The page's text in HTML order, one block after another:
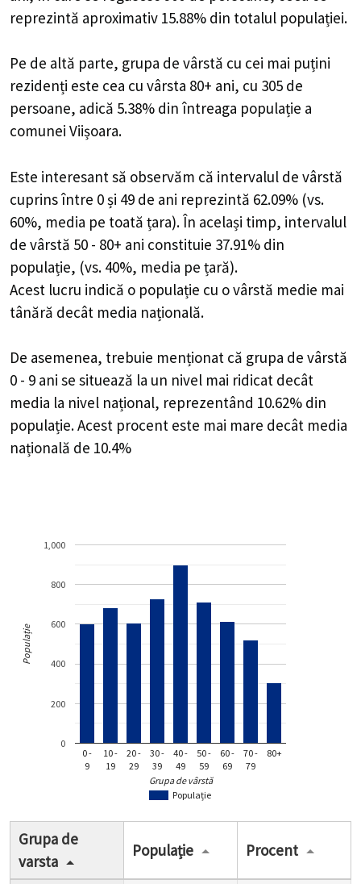
reprezintă aproximativ 15.88% din totalul populației.
Pe de altă parte, grupa de vârstă cu cei mai puțini
rezidenți este cea cu vârsta 80+ ani, cu 305 de
persoane, adică 5.38% din întreaga populație a
comunei Viișoara.
Este interesant să observăm că intervalul de vârstă
cuprins între 0 și 49 de ani reprezintă 62.09% (vs.
60%, media pe toată țara). În același timp, intervalul
de vârstă 50 - 80+ ani constituie 37.91% din
populație, (vs. 40%, media pe țară).
Acest lucru indică o populație cu o vârstă medie mai
tânără decât media națională.
De asemenea, trebuie menționat că grupa de vârstă
0 - 9 ani se situează la un nivel mai ridicat decât
media la nivel național, reprezentând 10.62% din
populație. Acest procent este mai mare decât media
națională de 10.4%
Populație
0 -
9
10 -
19
20 -
29
30 -
39
40 -
49
50 -
59
60 -
69
70 -
79
80+
0
200
400
600
800
1,000
Grupa de vârstă
Populație
Grupa de
varsta
Populație Procent